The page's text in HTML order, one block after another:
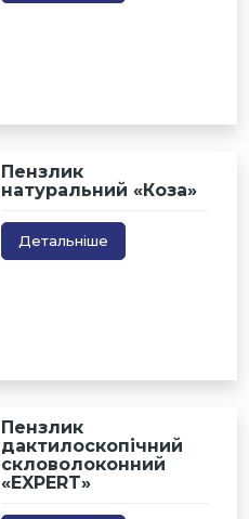
Пензлик
натуральний «Коза»
Детальніше
Пензлик
дактилоскопічний
скловолоконний
«EXPERT»